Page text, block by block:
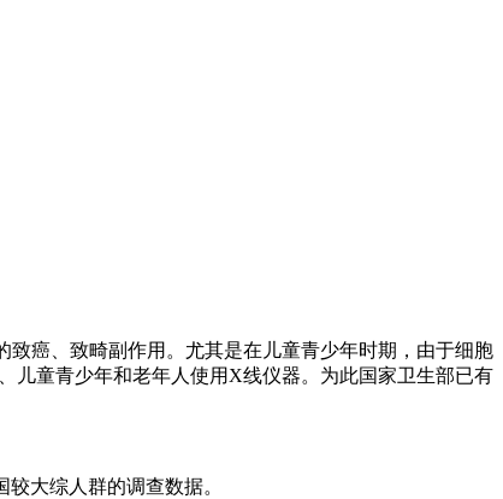
癌、致畸副作用。尤其是在儿童青少年时期，由于细胞
儿童青少年和老年人使用X线仪器。为此国家卫生部已有
大综人群的调查数据。